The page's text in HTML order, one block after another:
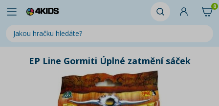
0
EP Line Gormiti Úplné zatmění sáček